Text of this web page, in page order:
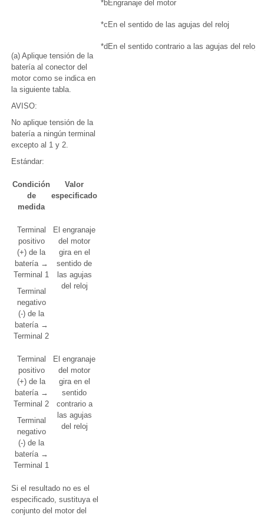
(a) Aplique tensión de la
batería al conector del
motor como se indica en
la siguiente tabla.
AVISO:
No aplique tensión de la
batería a ningún terminal
excepto al 1 y 2.
Estándar:
Condición
de
medida
Valor
especificado
Terminal
positivo
(+) de la
batería →
Terminal 1
Terminal
negativo
(-) de la
batería →
Terminal 2
El engranaje
del motor
gira en el
sentido de
las agujas
del reloj
Terminal
positivo
(+) de la
batería →
Terminal 2
Terminal
negativo
(-) de la
batería →
Terminal 1
El engranaje
del motor
gira en el
sentido
contrario a
las agujas
del reloj
Si el resultado no es el
especificado, sustituya el
conjunto del motor del
*bEngranaje del motor
*c En el sentido de las agujas del reloj
*d En el sentido contrario a las agujas del reloj